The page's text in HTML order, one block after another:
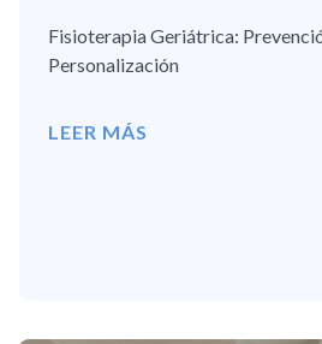
Fisioterapia Geriátrica:
Personalización
LEER MÁS